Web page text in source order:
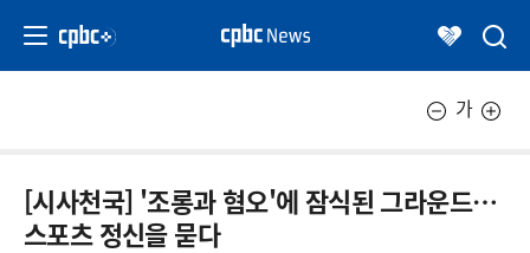
가
[시사천국] '조롱과 혐오'에 잠식된 그라운드…
스포츠 정신을 묻다